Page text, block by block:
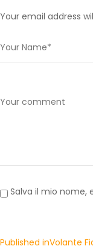
Your email address
Salva il mio nome,
Published inVolante